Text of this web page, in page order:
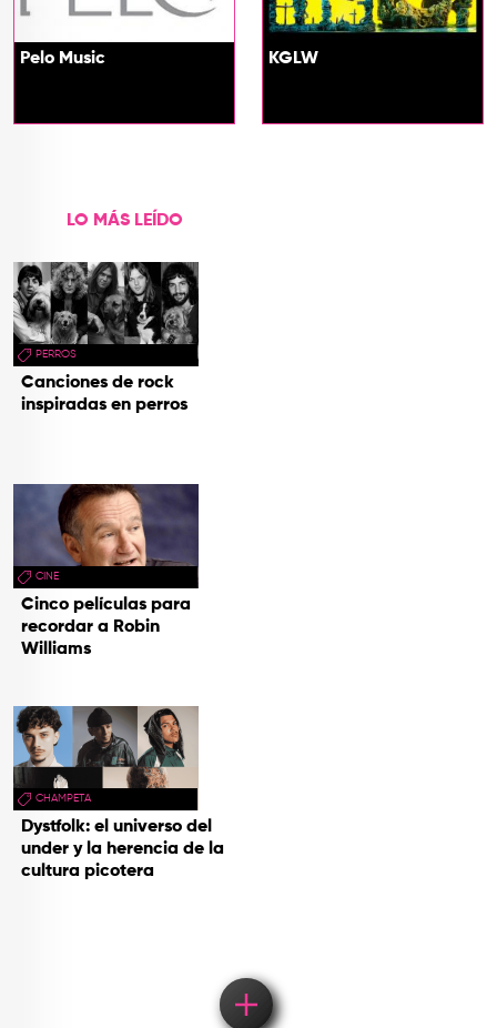
Pelo Music KGLW
LO MÁS LEÍDO
PERROS
Canciones de rock
inspiradas en perros
CINE
Cinco películas para
recordar a Robin
Williams
CHAMPETA
Dystfolk: el universo del
under y la herencia de la
cultura picotera